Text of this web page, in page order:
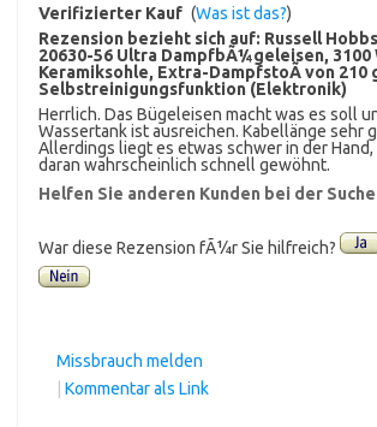
Verifizierter Kauf (Was ist das?)
Rezension bezieht sich auf: Russell
20630-56 Ultra DampfbÃ¼geleisen, 3100
Keramiksohle, Extra-DampfstoÃ von 210
Selbstreinigungsfunktion (Elektronik)
Herrlich. Das Bügeleisen macht was es soll
Wassertank ist ausreichen. Kabellänge sehr
Allerdings liegt es etwas schwer in der Hand,
daran wahrscheinlich schnell gewöhnt.
Helfen Sie anderen Kunden bei der
War diese Rezension fÃ¼r Sie hilfreich?
Missbrauch melden
Kommentar als Link